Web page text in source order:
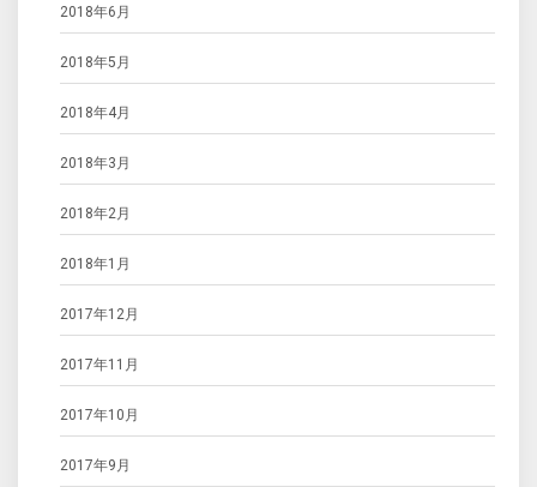
2018年6月
2018年5月
2018年4月
2018年3月
2018年2月
2018年1月
2017年12月
2017年11月
2017年10月
2017年9月